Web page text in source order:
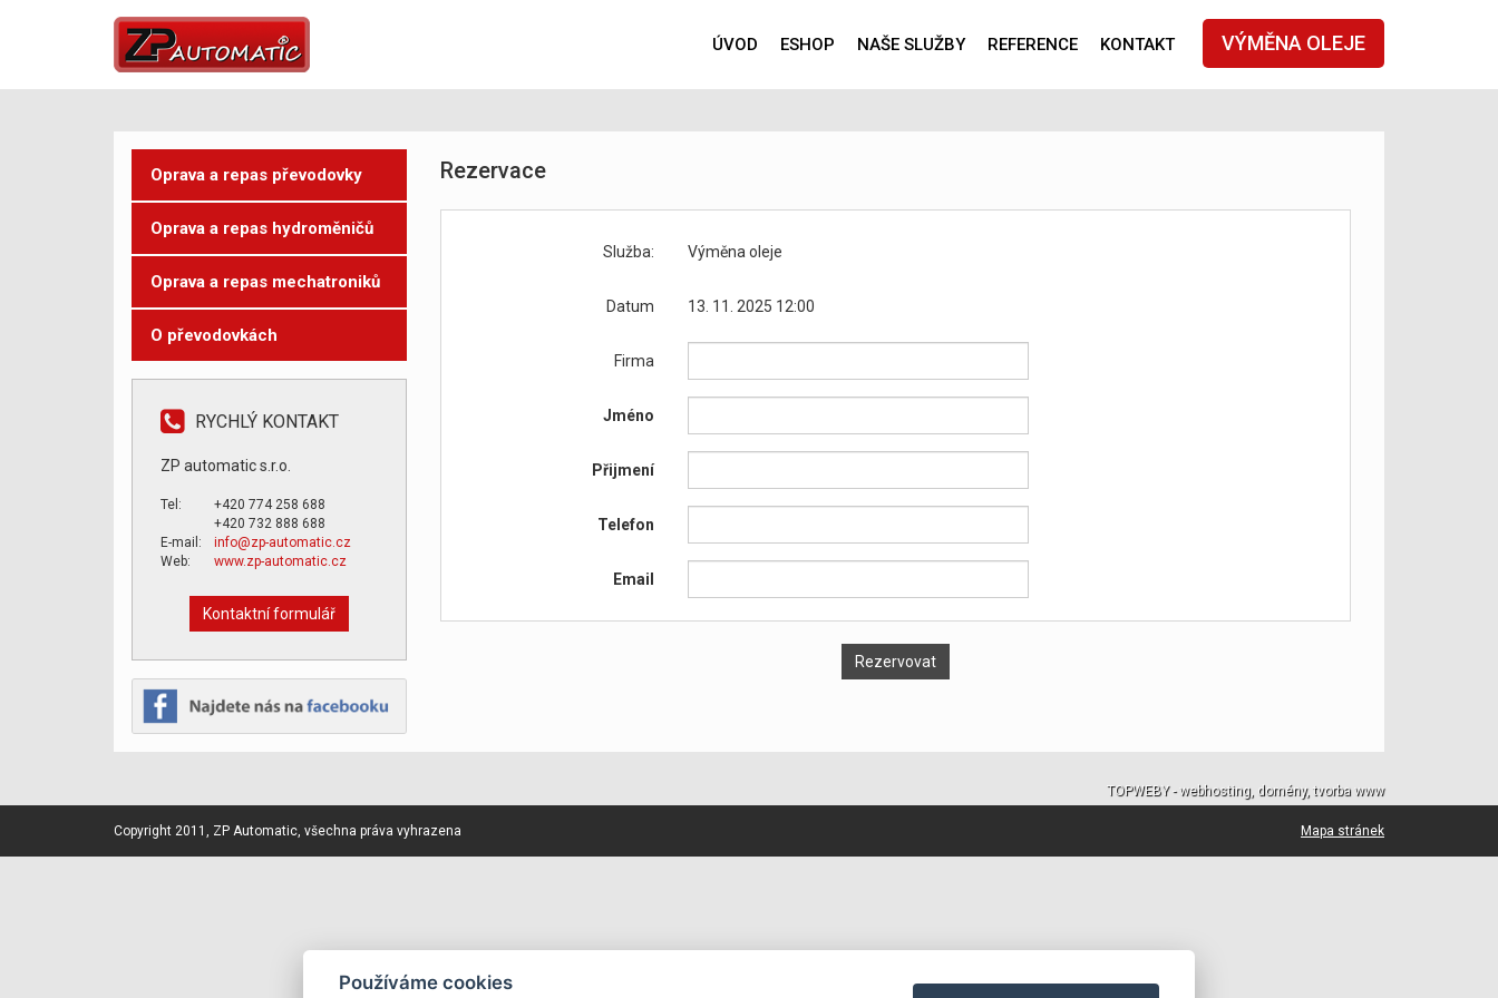
VÝMĚNA OLEJE
ÚVOD ESHOP NAŠE SLUŽBY REFERENCE KONTAKT
Oprava a repas převodovky
Oprava a repas hydroměničů
Oprava a repas mechatroniků
O převodovkách
RYCHLÝ KONTAKT
ZP automatic s.r.o.
Tel:
+420 774 258 688
+420 732 888 688
E-mail:
info@zp-automatic.cz
Web:
www.zp-automatic.cz
Kontaktní formulář
Rezervace
Služba: Výměna oleje
Datum 13. 11. 2025 12:00
Firma
Jméno
Přijmení
Telefon
Email
Copyright 2011, ZP Automatic, všechna práva vyhrazena Mapa stránek
TOPWEBY - webhosting, domény, tvorba www
Používáme cookies